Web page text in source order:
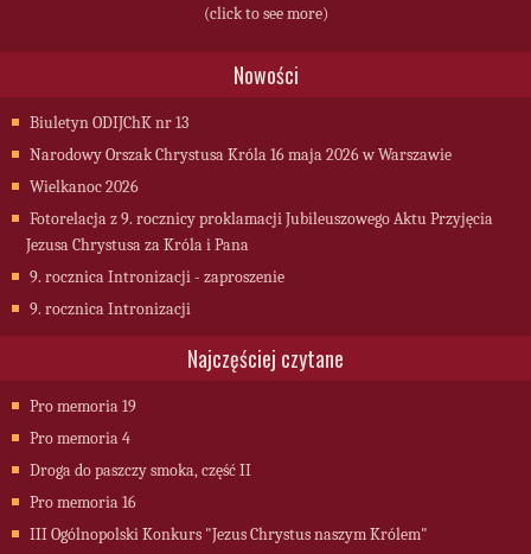
(click to see more)
Nowości
Biuletyn ODIJChK nr 13
Narodowy Orszak Chrystusa Króla 16 maja 2026 w Warszawie
Wielkanoc 2026
Fotorelacja z 9. rocznicy proklamacji Jubileuszowego Aktu Przyjęcia
Jezusa Chrystusa za Króla i Pana
9. rocznica Intronizacji - zaproszenie
9. rocznica Intronizacji
Najczęściej czytane
Pro memoria 19
Pro memoria 4
Droga do paszczy smoka, część II
Pro memoria 16
III Ogólnopolski Konkurs "Jezus Chrystus naszym Królem"